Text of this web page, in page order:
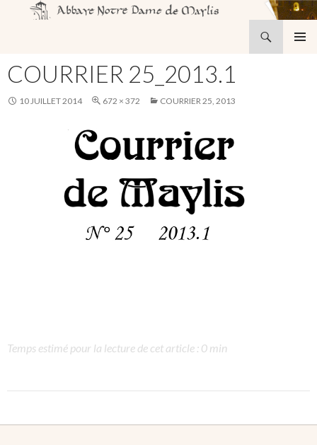
AU
CONTENU
COURRIER 25_2013.1
10 JUILLET 2014 672 × 372 COURRIER 25, 2013
Temps estimé pour la lecture de cet article : 0 min